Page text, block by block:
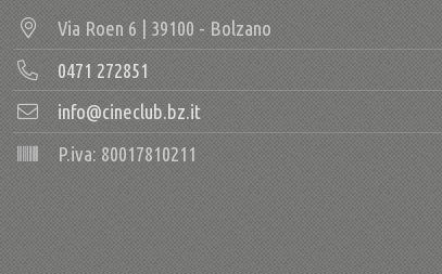
Via Roen 6 | 39100 - Bolzano
0471 272851
info@cineclub.bz.it
P.iva: 80017810211